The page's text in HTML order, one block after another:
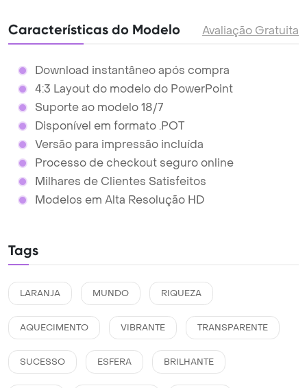
Características do Modelo Avaliação Gratuita
Download instantâneo após compra
4:3 Layout do modelo do PowerPoint
Suporte ao modelo 18/7
Disponível em formato .POT
Versão para impressão incluída
Processo de checkout seguro online
Milhares de Clientes Satisfeitos
Modelos em Alta Resolução HD
Tags
LARANJA MUNDO RIQUEZA
AQUECIMENTO VIBRANTE TRANSPARENTE
SUCESSO ESFERA BRILHANTE